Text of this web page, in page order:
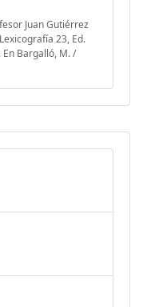
Juan Gutiérrez
23, Ed.
Bargalló, M. /